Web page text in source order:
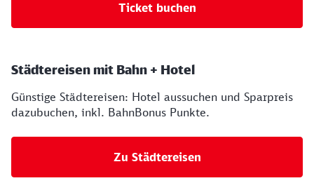
Ticket buchen
Städtereisen mit Bahn + Hotel
Günstige Städtereisen: Hotel aussuchen und Sparpreis
dazubuchen, inkl. BahnBonus Punkte.
Zu Städtereisen